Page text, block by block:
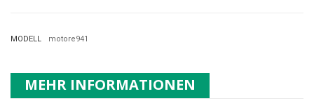
MODELL motore941
MEHR INFORMATIONEN